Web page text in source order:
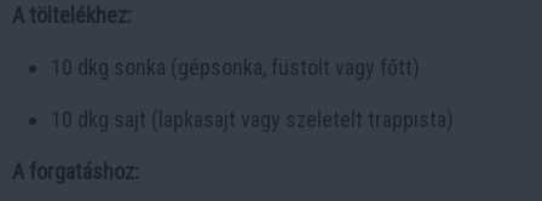
A töltelékhez:
10 dkg sonka (gépsonka, füstölt vagy főtt)
10 dkg sajt (lapkasajt vagy szeletelt trappista)
A forgatáshoz: